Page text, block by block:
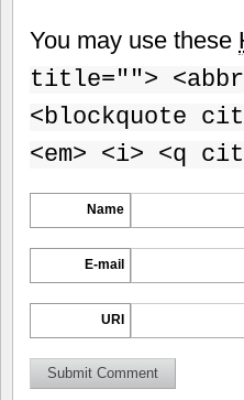
You may use these
title="">
<blockquote
<em> <i> <q
Name
E-mail
URI